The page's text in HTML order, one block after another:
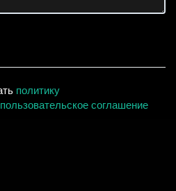
политику
пользовательское соглашение